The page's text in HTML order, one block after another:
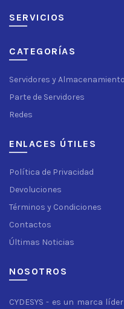
SERVICIOS
CATEGORÍAS
Servidores y Almacenamiento
Parte de Servidores
Redes
ENLACES ÚTILES
Política de Privacidad
Devoluciones
Términos y Condiciones
Contactos
Últimas Noticias
NOSOTROS
CYDESYS - es un marca